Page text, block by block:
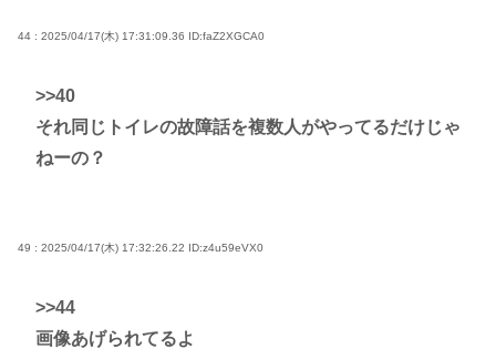
44 : 2025/04/17(木) 17:31:09.36 ID:faZ2XGCA0
>>40
それ同じトイレの故障話を複数人がやってるだけじゃ
ねーの？
49 : 2025/04/17(木) 17:32:26.22 ID:z4u59eVX0
>>44
画像あげられてるよ